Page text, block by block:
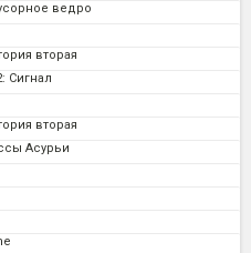
ведро
вторая
Сигнал
вторая
Асурьи